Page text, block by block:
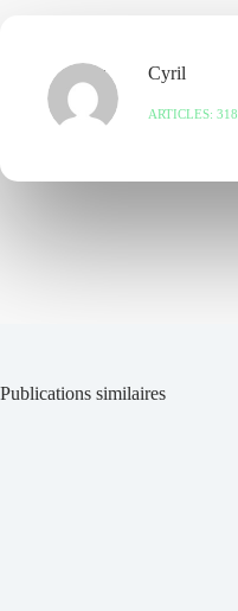
Cyril
ARTICLES: 318
Publications similaires